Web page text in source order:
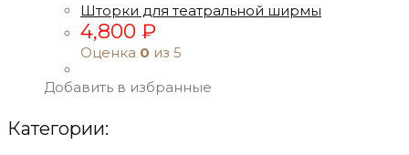
Шторки для театральной ширмы
4,800 ₽
Оценка 0 из 5
Добавить в избранные
Категории: